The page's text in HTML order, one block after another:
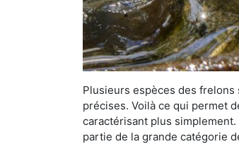
Plusieurs espèces des
précises. Voilà ce qui permet
caractérisant plus
partie de la grande catégorie